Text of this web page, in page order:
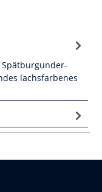
Spätburgunder-
lachsfarbenes